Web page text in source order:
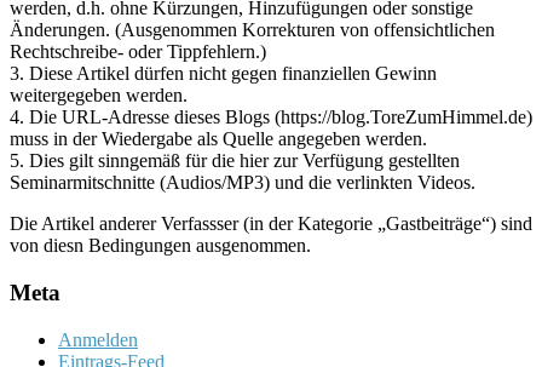
werden, d.h. ohne Kürzungen, Hinzufügungen oder sonstige
Änderungen. (Ausgenommen Korrekturen von offensichtlichen
Rechtschreibe- oder Tippfehlern.)
3. Diese Artikel dürfen nicht gegen finanziellen Gewinn
weitergegeben werden.
4. Die URL-Adresse dieses Blogs (https://blog.ToreZumHimmel.de)
muss in der Wiedergabe als Quelle angegeben werden.
5. Dies gilt sinngemäß für die hier zur Verfügung gestellten
Seminarmitschnitte (Audios/MP3) und die verlinkten Videos.
Die Artikel anderer Verfassser (in der Kategorie „Gastbeiträge“) sind
von diesn Bedingungen ausgenommen.
Meta
Anmelden
Eintrags-Feed